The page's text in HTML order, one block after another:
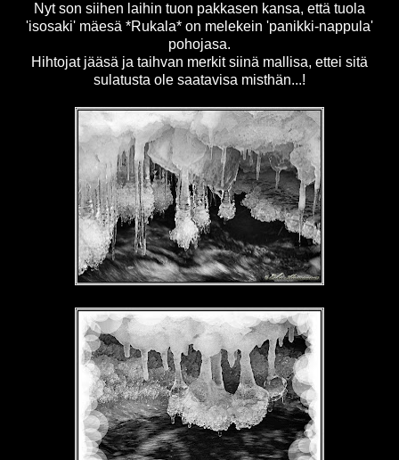
Nyt son siihen laihin tuon pakkasen kansa, että tuola
'isosaki' mäesä *Rukala* on melekein 'panikki-nappula'
pohojasa.
Hihtojat jääsä ja taihvan merkit siinä mallisa, ettei sitä
sulatusta ole saatavisa misthän...!